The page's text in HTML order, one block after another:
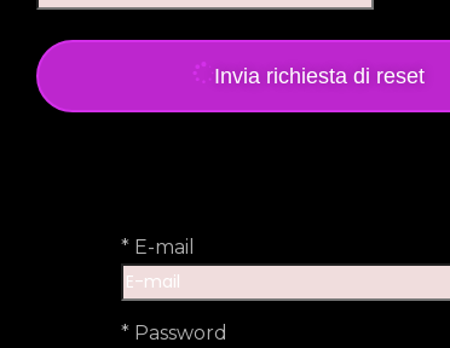
Invia richiesta di reset
* E-mail
* Password